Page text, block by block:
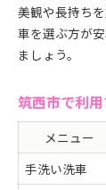
美観や長持ち
車を選ぶ方が
ましょう。
筑西市で利
メニュー
手洗い洗車